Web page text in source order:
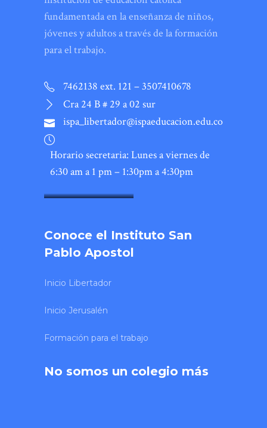
fundamentada en la enseñanza de niños,
jóvenes y adultos a través de la formación
para el trabajo.
7462138 ext. 121 – 3507410678
Cra 24 B # 29 a 02 sur
ispa_libertador@ispaeducacion.edu.co
Horario secretaria: Lunes a viernes de
6:30 am a 1 pm – 1:30pm a 4:30pm
Conoce el Instituto San
Pablo Apostol
Inicio Libertador
Inicio Jerusalén
Formación para el trabajo
No somos un colegio más